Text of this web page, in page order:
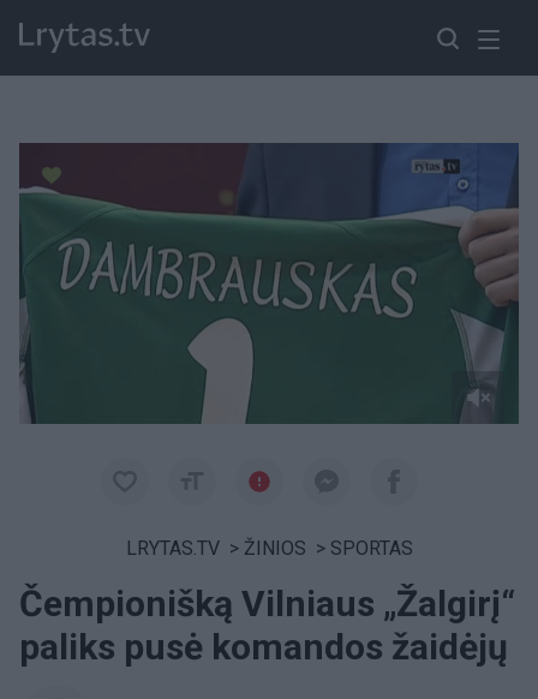
LRYTAS.TV > ŽINIOS > SPORTAS
Čempionišką Vilniaus „Žalgirį“
paliks pusė komandos žaidėjų